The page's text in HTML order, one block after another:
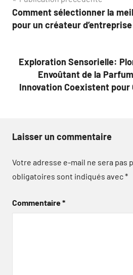
de
Comment sélectionner la
pour un créateur d’entreprise
Exploration Sensorielle:
Envoûtant de la
Innovation Coexistent pour
Laisser un commentaire
Votre adresse e-mail ne sera pas
obligatoires sont indiqués avec*
Commentaire*